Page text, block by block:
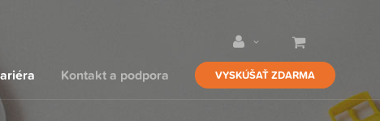
Kontakt a podpora VYSKÚŠAŤ ZDARMA